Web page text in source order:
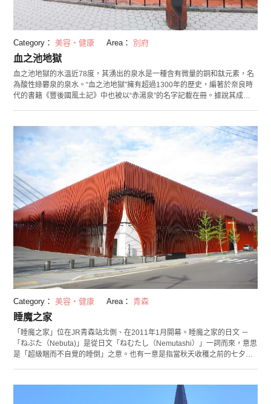
Category： 美容・健康 Area： 別府
血之池地獄
血之池地獄的水溫近78度，其湧出的泉水是一種含有微量的銅和鈦元素，名
為酸性綠礬泉的泉水。“血之池地獄”擁有超過1300年的歷史，編著於奈良時
代的書籍《豐後國風土記》中也被以“赤湯泉”的名字記載在冊。據說其成因
常好，在日本全國有很多回頭客。
Category： 美容・健康 Area： 青森
睡魔之家
「睡魔之家」位在JR青森站北側、在2011年1月開幕。睡魔之家的日文 －
「ねぶた（Nebuta)」是從日文「ねむたし（Nemutashi）」一詞而來，意思
是「超級睏而不自覺的睡倒」之意。也有一意是指當秋天收穫之前的七夕之
者容易了解典故的影片，此外，在睡魔大廳設有實際在祭典上參加過燈飾遊
行的4台睡魔燈飾供民眾觀賞。不僅如此，在交流學習室中，還可體驗日本傳